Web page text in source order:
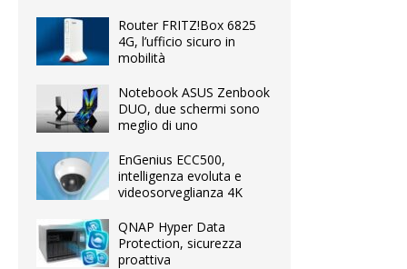
Router FRITZ!Box 6825
4G, l’ufficio sicuro in
mobilità
Notebook ASUS Zenbook
DUO, due schermi sono
meglio di uno
EnGenius ECC500,
intelligenza evoluta e
videosorveglianza 4K
QNAP Hyper Data
Protection, sicurezza
proattiva